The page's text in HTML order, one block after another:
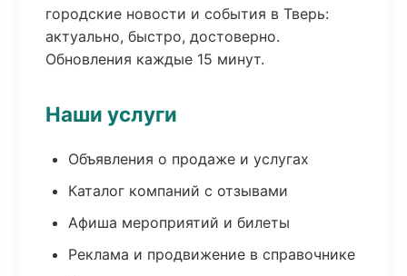
городские новости и события в Тверь:
актуально, быстро, достоверно.
Обновления каждые 15 минут.
Наши услуги
Объявления о продаже и услугах
Каталог компаний с отзывами
Афиша мероприятий и билеты
Реклама и продвижение в справочнике